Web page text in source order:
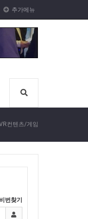
추가메뉴
컨텐츠/게임
번찾기